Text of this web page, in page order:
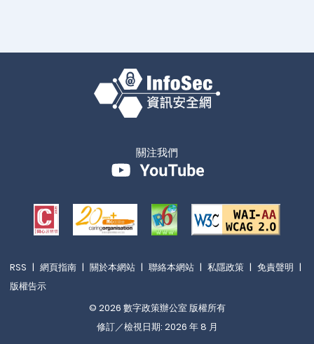
關注我們
RSS | 網頁指南 | 關於本網站 | 聯絡本網站 | 私隱政策 | 免責聲明 |
版權告示
© 2026 數字政策辦公室 版權所有
修訂／檢視日期: 2026 年 8 月